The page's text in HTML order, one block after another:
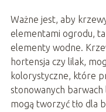
Ważne jest, aby
elementami ogrodu,
elementy wodne.
hortensja czy lilak,
kolorystyczne, które
stonowanych barwach
mogą tworzyć tło dla